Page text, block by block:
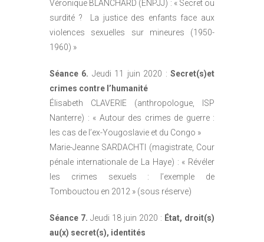
Véronique BLANCHARD (ENPJJ) : « Secret ou
surdité ? La justice des enfants face aux
violences sexuelles sur mineures (1950-
1960) »
Séance 6. Jeudi 11 juin 2020 :Secret(s)et
crimes contre l’humanité
Élisabeth CLAVERIE (anthropologue, ISP
Nanterre) : « Autour des crimes de guerre :
les cas de l’ex-Yougoslavie et du Congo »
Marie-Jeanne SARDACHTI (magistrate, Cour
pénale internationale de La Haye) : « Révéler
les crimes sexuels : l’exemple de
Tombouctou en 2012 » (sous réserve)
Séance 7. Jeudi 18 juin 2020 : État, droit(s)
au(x) secret(s), identités